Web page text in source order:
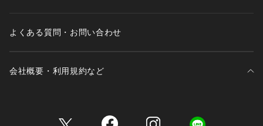
よくある質問・お問い合わせ
会社概要・利用規約など